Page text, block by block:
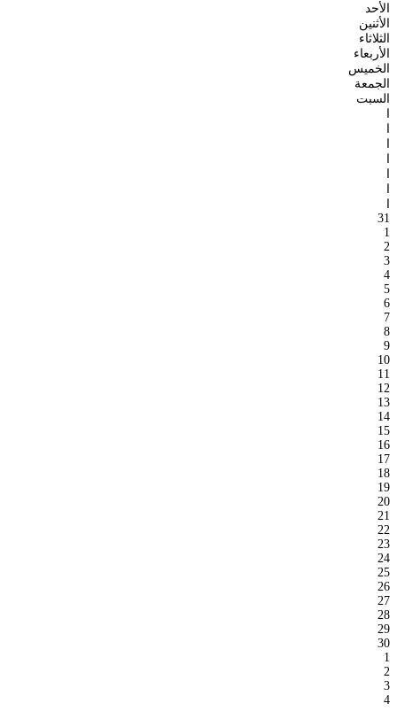
الأحد
الأثنين
الثلاثاء
الأربعاء
الخميس
الجمعة
السبت
ا
ا
ا
ا
ا
ا
ا
31
1
2
3
4
5
6
7
8
9
10
11
12
13
14
15
16
17
18
19
20
21
22
23
24
25
26
27
28
29
30
1
2
3
4